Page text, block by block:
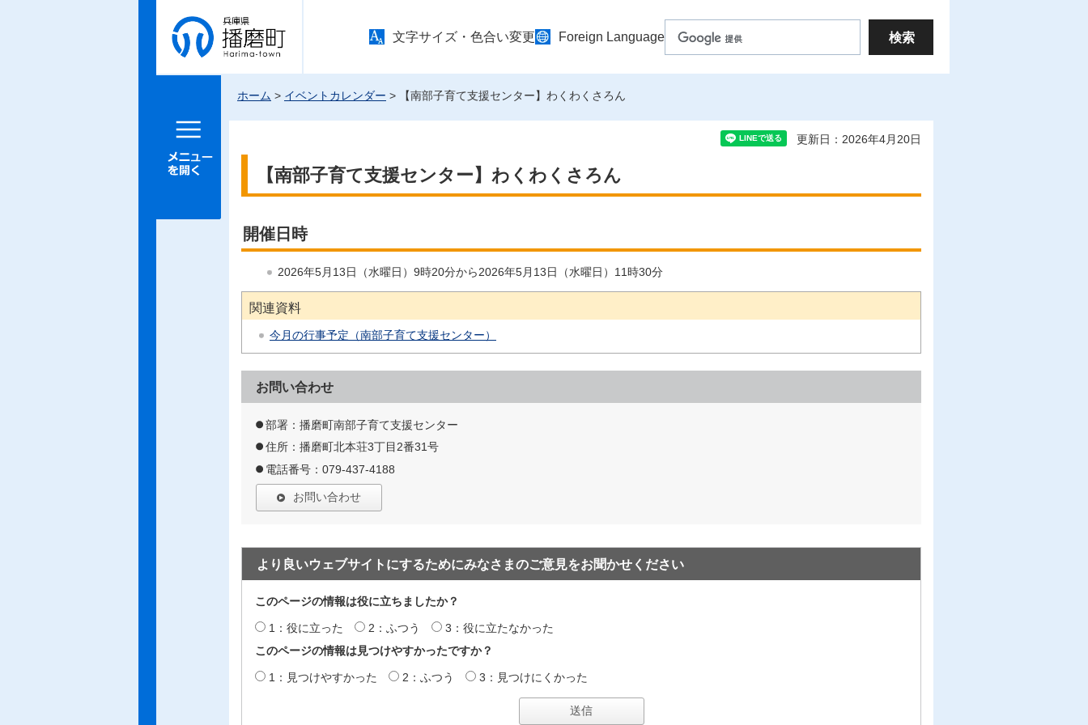
兵庫県 播
磨町
文字サイズ・色合い変更 Foreign Language
メニュー
ホーム > イベントカレンダー > 【南部子育て支援センター】わくわくさろん
更新日：2026年4月20日
【南部子育て支援センター】わくわくさろん
開催日時
2026年5月13日（水曜日）9時20分から2026年5月13日（水曜日）11時30分
関連資料
今月の行事予定（南部子育て支援センター）
お問い合わせ
部署：播磨町南部子育て支援センター
住所：播磨町北本荘3丁目2番31号
電話番号：079-437-4188
お問い合わせ
より良いウェブサイトにするためにみなさまのご意見をお聞かせください
このページの情報は役に立ちましたか？
1：役に立った 2：ふつう
3：役に立たなかった
このページの情報は見つけやすかったですか？
1：見つけやすかった 2：ふつう 3：見つけにくかった